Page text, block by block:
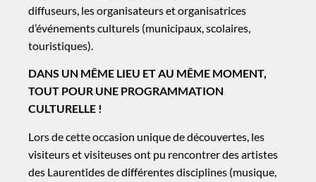
diffuseurs, les organisateurs et organisatrices
d’événements culturels (municipaux, scolaires,
touristiques).
DANS UN MÊME LIEU ET AU MÊME MOMENT,
TOUT POUR UNE PROGRAMMATION
CULTURELLE !
Lors de cette occasion unique de découvertes, les
visiteurs et visiteuses ont pu rencontrer des artistes
des Laurentides de différentes disciplines (musique,